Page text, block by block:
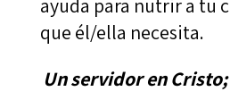
ayuda para nutrir a tu
que él/ella necesita.
Un servidor en